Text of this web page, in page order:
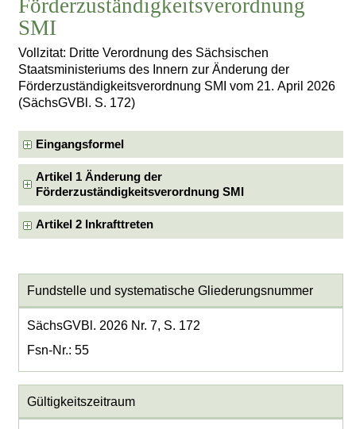
Förderzuständigkeitsverordnung
SMI
Vollzitat: Dritte Verordnung des Sächsischen
Staatsministeriums des Innern zur Änderung der
Förderzuständigkeitsverordnung SMI vom 21. April 2026
(SächsGVBl. S. 172)
Eingangsformel
Artikel 1 Änderung der
Förderzuständigkeitsverordnung SMI
Artikel 2 Inkrafttreten
Fundstelle und systematische Gliederungsnummer
SächsGVBl. 2026 Nr. 7, S. 172
Fsn-Nr.: 55
Gültigkeitszeitraum